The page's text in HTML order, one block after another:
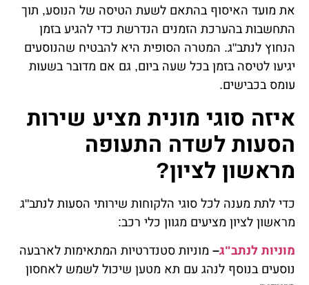
את מועד האיסוף בהתאם לשעת הטיסה של הנוסע, תוך
התחשבות בהערכת הזמנים הנדרשת כדי להגיע בזמן
הנחוץ לנתב"ג. המטרה הסופית היא להבטיח שהנוסעים
יגיעו לטיסה בזמן בכל שעה ביום, גם אם מדובר בשעות
עומס בכבישים.
איזה סוגי מונית מציע שירות
הסעות לשדה התעופה
מראשון לציון?
כדי לתת מענה לכל סוגי הלקוחות שירותי הסעות לנתב"ג
מראשון לציון מציעים מגוון כלי רכב:
מוניות לנתב"ג– מוניות סטנדרטיות המתאימות לארבעה
נוסעים בנוסף לנהג עם תא מטען שיכול לשמש לאחסון